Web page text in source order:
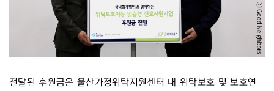
전달된 후원금은 울산가정위탁지원센터 내 위탁보호 및 보호연